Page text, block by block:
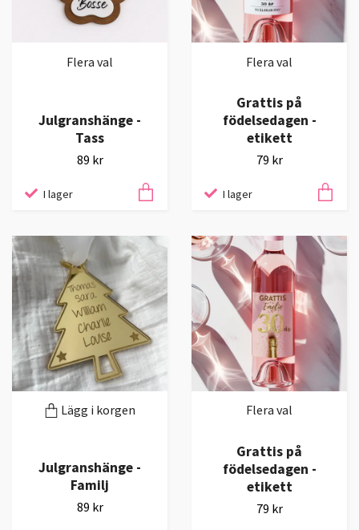
Flera val
Julgranshänge -
Tass
89 kr
I lager
Flera val
Grattis på
födelsedagen -
etikett
79 kr
I lager
Lägg i korgen
Julgranshänge -
Familj
89 kr
Flera val
Grattis på
födelsedagen -
etikett
79 kr